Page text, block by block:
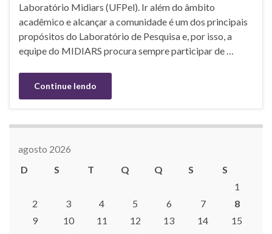
Laboratório Midiars (UFPel). Ir além do âmbito
acadêmico e alcançar a comunidade é um dos principais
propósitos do Laboratório de Pesquisa e, por isso, a
equipe do MIDIARS procura sempre participar de …
Continue lendo
agosto 2026
D
S T Q Q S
S
1
2
3 4 5 6 7
8
9
10 11 12 13 14
15